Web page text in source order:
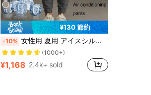
11
¥130 節約
-10% 女性用 夏用 アイスシルク 通気性ランニングパンツ、ジッパーポケット&ウエストゴム仕様の軽量スポーツズボン、フィットネス&ジョギング春用
(1000+)
¥1,168 2.4k+ sold